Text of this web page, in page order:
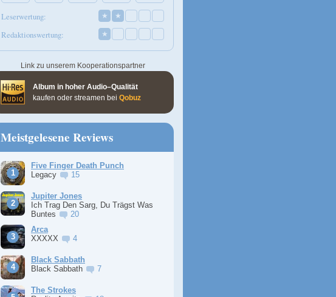
Leserwertung: ★ ★
Redaktionswertung: ★
Link zu unserem Kooperationspartner
Album in hoher Audio–Qualität
kaufen oder streamen bei Qobuz
Meistgelesene Reviews
Five Finger Death Punch
Legacy
15
Jupiter Jones
Ich Trag Den Sarg, Du Trägst Was
Buntes
20
Arca
XXXXX
4
Black Sabbath
Black Sabbath
7
The Strokes